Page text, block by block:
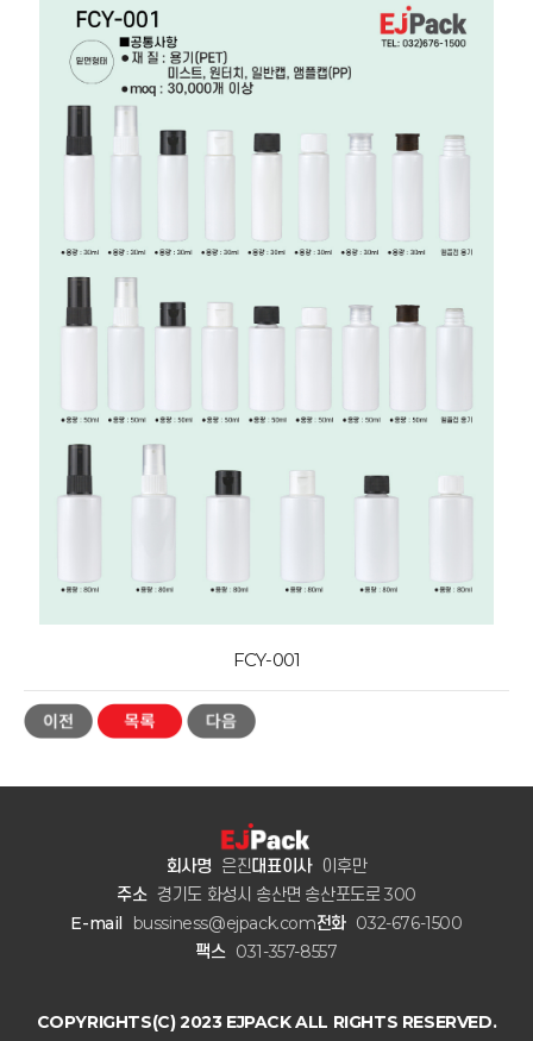
FCY-001
회사명 은진대표이사 이후만
주소 경기도 화성시 송산면 송산포도로 300
E-mail
bussiness@ejpack.com전화 032-676-1500
팩스 031-357-8557
COPYRIGHTS(C) 2023 EJPACK ALL RIGHTS RESERVED.